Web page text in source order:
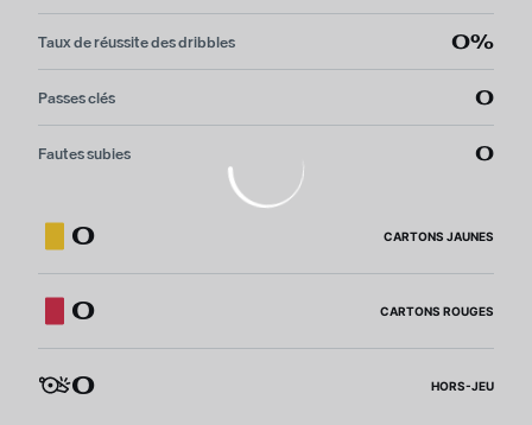
Taux de réussite des dribbles 0%
Passes clés 0
Fautes subies 0
0 CARTONS JAUNES
0 CARTONS ROUGES
0 HORS-JEU